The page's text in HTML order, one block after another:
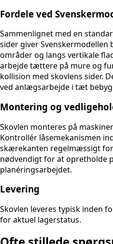
Fordele ved
Sammenlignet med en
sider giver Svenskermodellen
områder og langs vertikale
arbejde tættere på mure og
kollision med skovlens sider.
ved anlægsarbejde i tæt
Montering og
Skovlen monteres på
Kontrollér låsemekanismen
skærekanten regelmæssigt
nødvendigt for at opretholde
planéringsarbejdet.
Levering
Skovlen leveres typisk inden
for aktuel lagerstatus.